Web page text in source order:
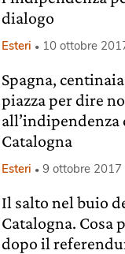
dialogo
Esteri 10 ottobre
Spagna,
piazza per dire no
all’indipendenza
Catalogna
Esteri 9 ottobre 2017
Il salto nel buio
Catalogna. Cosa
dopo il